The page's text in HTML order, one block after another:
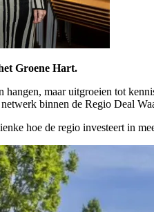
Groene Hart.
maar uitgroeien tot
binnen de Regio Deal
hoe de regio investeert in